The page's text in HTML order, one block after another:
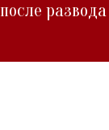
после развода